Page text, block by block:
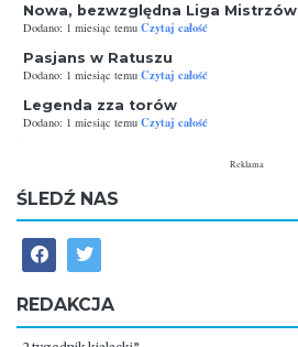
Nowa, bezwzględna Liga Mistrzów
Dodano: 1 miesiąc temu Czytaj całość
Pasjans w Ratuszu
Dodano: 1 miesiąc temu Czytaj całość
Legenda zza torów
Dodano: 1 miesiąc temu Czytaj całość
Reklama
ŚLEDŹ NAS
REDAKCJA